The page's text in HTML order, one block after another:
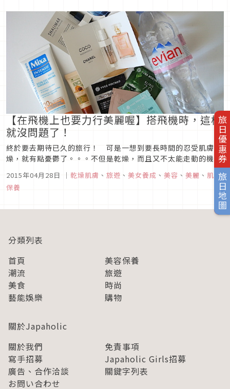
旅日優惠券
旅日地圖
飲料。為了保持白牙...
【在飛機上也要力行美麗喔】搭飛機時，這樣
就沒問題了！
終於要去期待已久的旅行！ 可是一想到要長時間的忍受肌膚乾
燥，就有點憂鬱了。。。不但是乾燥，而且又不太能走動的機艙
中，真令人鬱卒啊！所以我們在這要提供妳一些可以在機內美容
的方法，讓你在到達目的地之後馬上就是美美的喔！讓你在機内
也輕鬆美容，還可以順便紓壓呢。多喝「水」 如果妳說「沒關係
2015年04月28日 ｜ 乾燥肌膚 、 旅遊 、 美女養成 、 美容 、 美麗 、 肌膚
保養
分類列表
首頁
美容保養
潮流
旅遊
美食
時尚
藝能娛樂
購物
關於Japaholic
關於我們
免責事項
寫手招募
Japaholic Girls招募
廣告、合作洽談
關鍵字列表
お問い合わせ